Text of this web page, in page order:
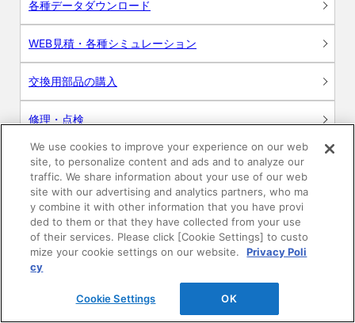
各種データダウンロード
WEB見積・各種シミュレーション
交換用部品の購入
修理・点検
お問い合わせ
ログイン
建築・設計関係者様向けサイト
ユーザー登録サービス
WEB見積システム
We use cookies to improve your experience on our web
site, to personalize content and ads and to analyze our
traffic. We share information about your use of our web
site with our advertising and analytics partners, who ma
y combine it with other information that you have provi
ded to them or that they have collected from your use
of their services. Please click [Cookie Settings] to custo
mize your cookie settings on our website.
Privacy Poli
cy
Cookie Settings OK